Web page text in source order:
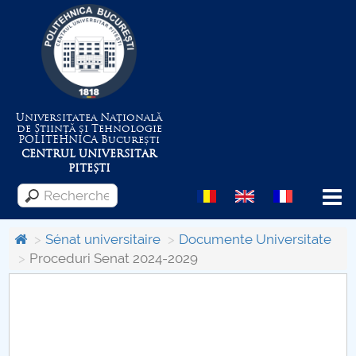
Universitatea Națională
de Știință și Tehnologie
POLITEHNICABucurești
CENTRUL UNIVERSITAR
PITEȘTI
Menu
Despre Universitate
Sénat universitaire
Documente Universitate
Proceduri Senat 2024-2029